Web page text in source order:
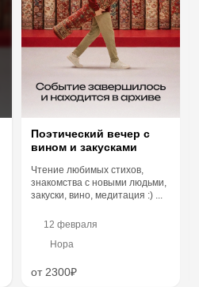
Поэтический вечер с
вином и закусками
Чтение любимых стихов,
знакомства с новыми людьми,
закуски, вино, медитация :) ...
12 февраля
Нора
от 2300₽